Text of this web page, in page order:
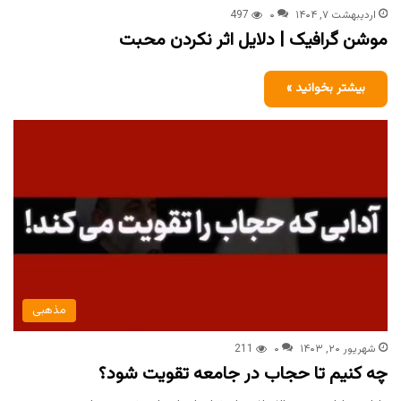
اردیبهشت ۷, ۱۴۰۴ ۰ 497
‏موشن گرافیک | دلایل اثر نکردن محبت
بیشتر بخوانید »
مذهبی
شهریور ۲۰, ۱۴۰۳ ۰ 211
چه کنیم تا حجاب در جامعه تقویت شود؟